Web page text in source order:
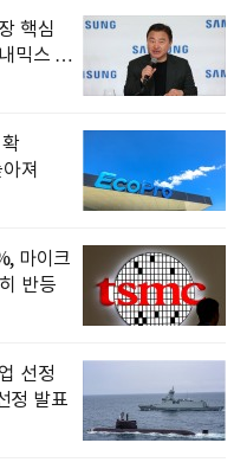
핵심
믹스 출
져
마이크
반등
선정
정 발표